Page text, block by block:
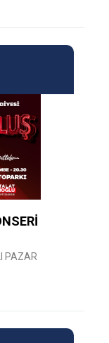
PAZAR